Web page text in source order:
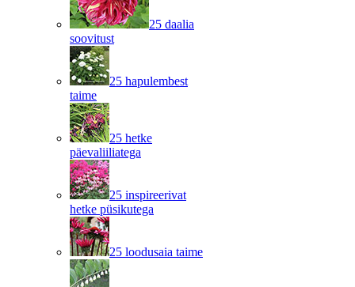
25 daalia
soovitust
25 hapulembest
taime
25 hetke
päevaliiliatega
25 inspireerivat
hetke püsikutega
25 loodusaia taime